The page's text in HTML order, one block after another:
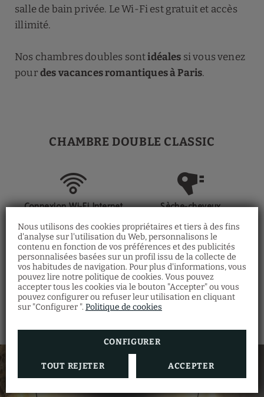
Nous utilisons des cookies propriétaires et tiers à des fins
d'analyse sur l'utilisation du Web, personnalisons le
contenu en fonction de vos préférences et des publicités
personnalisées basées sur un profil issu de la collecte de
vos habitudes de navigation. Pour plus d'informations, vous
pouvez lire notre politique de cookies. Vous pouvez
accepter tous les cookies via le bouton "Accepter" ou vous
pouvez configurer ou refuser leur utilisation en cliquant
sur "Configurer ". Politique de cookies
CONFIGURER
TOUT REJETER ACCEPTER
salle de bain privée. Le Wi-Fi est gratuit et accès
illimité.
Nos chambres doubles sontidéales si vous venez
pourdes vacances romantiques à Paris.
CHAMBRE DOUBLE CLASSIC
Connexion Wi-Fi Internet Sèche-cheveux
Climatisation ou
chauffage selon la saison Salle de bains privée